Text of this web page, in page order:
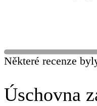
Některé recenze
Úschovna